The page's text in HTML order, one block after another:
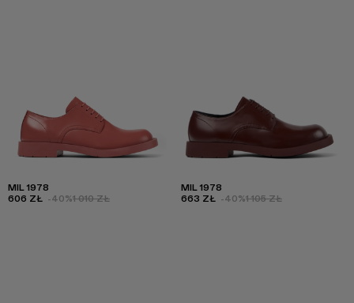
MIL 1978
606 ZŁ -40%1 010 ZŁ
MIL 1978
663 ZŁ -40%1 105 ZŁ